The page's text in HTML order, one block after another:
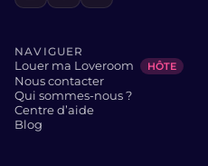
NAVIGUER
Louer ma Loveroom HÔTE
Nous contacter
Qui sommes-nous ?
Centre d’aide
Blog